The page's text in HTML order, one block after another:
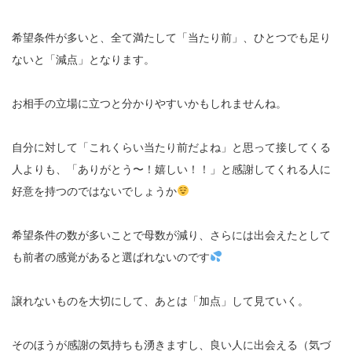
希望条件が多いと、全て満たして「当たり前」、ひとつでも足り
ないと「減点」となります。
お相手の立場に立つと分かりやすいかもしれませんね。
自分に対して「これくらい当たり前だよね」と思って接してくる
人よりも、「ありがとう〜！嬉しい！！」と感謝してくれる人に
好意を持つのではないでしょうか
希望条件の数が多いことで母数が減り、さらには出会えたとして
も前者の感覚があると選ばれないのです
譲れないものを大切にして、あとは「加点」して見ていく。
そのほうが感謝の気持ちも湧きますし、良い人に出会える（気づ